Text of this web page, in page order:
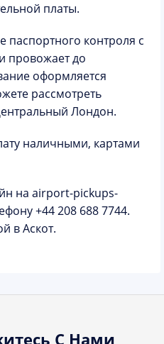
платы.
паспортного контроля с
провожает до
оформляется
рассмотреть
Лондон.
наличными, картами
на airport-pickups-
+44 208 688 7744.
в Аскот.
С Нами